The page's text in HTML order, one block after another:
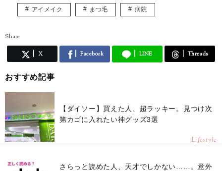
アイメイク まつ毛 病院
Share
X Facebook LINE Threads
おすすめ記事
【ダイソー】買えた人、超ラッキー。見つけ次
第カゴに入れたい神グッズ3選
Lifestyle
さらっと読めた人、天才でしかない……。意外